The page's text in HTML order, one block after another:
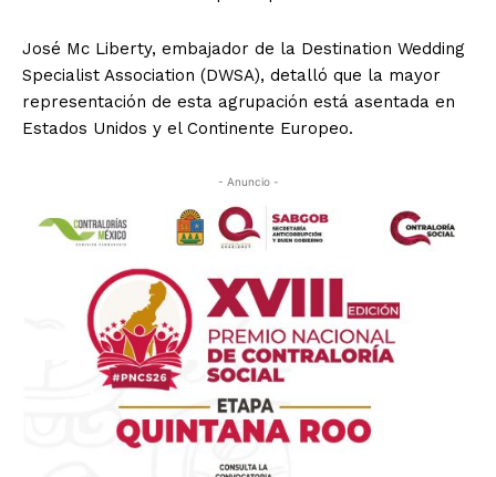
José Mc Liberty, embajador de la Destination Wedding
Specialist Association (DWSA), detalló que la mayor
representación de esta agrupación está asentada en
Estados Unidos y el Continente Europeo.
- Anuncio -